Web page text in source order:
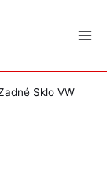
Sklo VW